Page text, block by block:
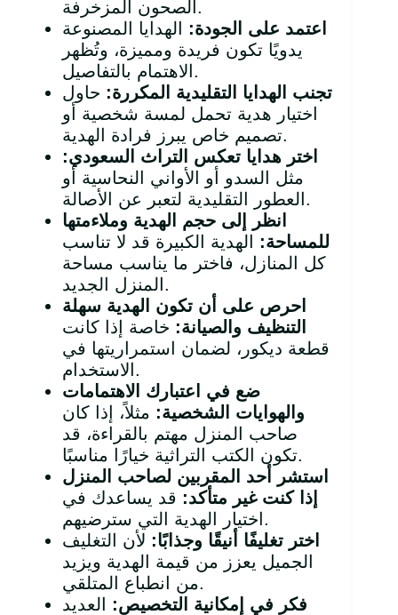
الصحون المزخرفة.
اعتمد على الجودة: الهدايا المصنوعة
يدويًا تكون فريدة ومميزة، وتُظهر
الاهتمام بالتفاصيل.
تجنب الهدايا التقليدية المكررة: حاول
اختيار هدية تحمل لمسة شخصية أو
تصميم خاص يبرز فرادة الهدية.
اختر هدايا تعكس التراث السعودي:
مثل السدو أو الأواني النحاسية أو
العطور التقليدية لتعبر عن الأصالة.
انظر إلى حجم الهدية وملاءمتها
للمساحة: الهدية الكبيرة قد لا تناسب
كل المنازل، فاختر ما يناسب مساحة
المنزل الجديد.
احرص على أن تكون الهدية سهلة
التنظيف والصيانة: خاصة إذا كانت
قطعة ديكور، لضمان استمراريتها في
الاستخدام.
ضع في اعتبارك الاهتمامات
والهوايات الشخصية: مثلاً، إذا كان
صاحب المنزل مهتم بالقراءة، قد
تكون الكتب التراثية خيارًا مناسبًا.
استشر أحد المقربين لصاحب المنزل
إذا كنت غير متأكد: قد يساعدك في
اختيار الهدية التي سترضيهم.
اختر تغليفًا أنيقًا وجذابًا: لأن التغليف
الجميل يعزز من قيمة الهدية ويزيد
من انطباع المتلقي.
فكر في إمكانية التخصيص: العديد